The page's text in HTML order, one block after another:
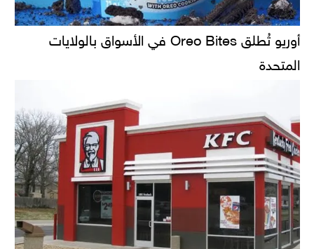
أوريو تُطلق Oreo Bites في الأسواق بالولايات
المتحدة